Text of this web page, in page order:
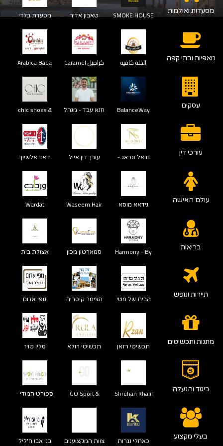
מסעדות ואולמות SMOKE HOUSE טאבון אדיר מסעדת בלדי
מאפיות ובתי קפה الخله كافيه
אלכלה קפה
كَراميل Caramel Arabica Baqa
עסקים BalanceWay חנא עבד - מנהל
אדמינסטרטיבי
chic shoes &
עורכי דין נדאל סבאג -
ומגשר
עורך דין אייל
עפיף עמאר
זיאד אלשייך
עולם האישה נידאא מוסא Waseem Hair
Wardat
בריאות Harmony - By
Dana
סמארטון מכון
שמיעה - ח׳אזן
עוואד
אצולת בית
תיירות ונופש הבית של מטי
מדברי
הצימר קיסריה נופי אדום
מתנות ותכשיטים תכשיטי רזאן תכשיטי רולא סלין טויז
ביגוד והנעלה Shrehan Khalil
GO Sport &
Health
ספורט חמודי -
בעלי מקצוע כאחלי נגרות צוות המקצוענים בני אבו ח'ליל